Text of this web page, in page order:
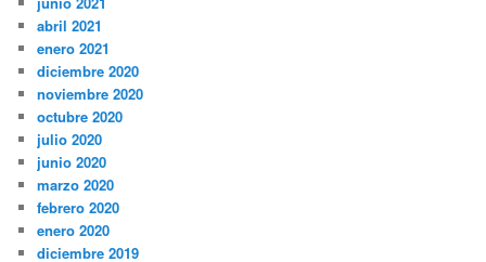
abril 2021
enero 2021
diciembre 2020
noviembre 2020
octubre 2020
julio 2020
junio 2020
marzo 2020
febrero 2020
enero 2020
diciembre 2019